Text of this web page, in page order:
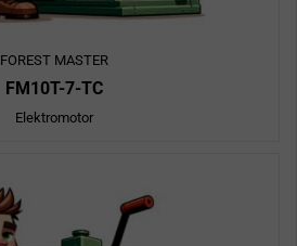
FOREST MASTER
FM10T-7-TC
Elektromotor